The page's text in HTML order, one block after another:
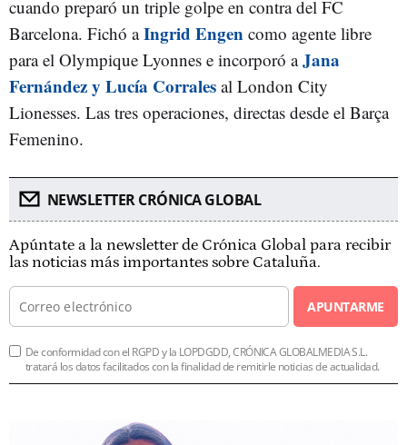
cuando preparó un triple golpe en contra del FC
Barcelona. Fichó aIngrid Engen como agente libre
para el Olympique Lyonnes e incorporó a Jana
Fernández y Lucía Corrales al London City
Lionesses. Las tres operaciones, directas desde el Barça
Femenino.
NEWSLETTER CRÓNICA GLOBAL
Apúntate a la newsletter de Crónica Global para recibir
las noticias más importantes sobre Cataluña.
APUNTARME
De conformidad con el RGPD y la LOPDGDD, CRÓNICA GLOBALMEDIA S.L.
tratará los datos facilitados con la finalidad de remitirle noticias de actualidad.